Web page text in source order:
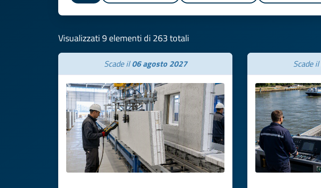
Visualizzati 9 elementi di 263 totali
Scade il06 agosto 2027 Scade il